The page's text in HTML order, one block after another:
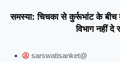
समस्या: चिचका से कुर्रूभांट के बीच
विभाग नहीं दे
sarswatisanket@